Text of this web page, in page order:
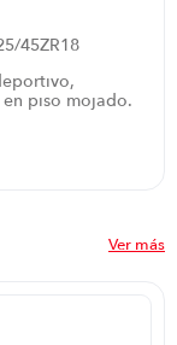
45ZR18
piso mojado.
Ver más